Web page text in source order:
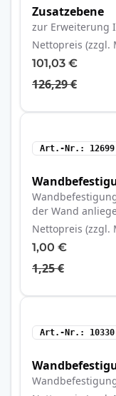
Zusatzebene
zur Erweiterung
Nettopreis (zzgl.
101,03 €
126,29 €
Art.-Nr. 12699
der Wand
Nettopreis (zzgl.
1,00 €
1,25 €
Art.-Nr. 10330